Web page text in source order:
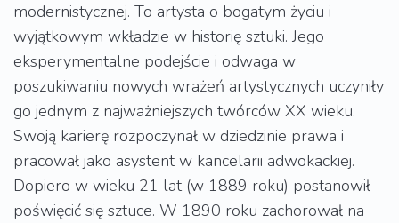
modernistycznej. To artysta o bogatym życiu i
wyjątkowym wkładzie w historię sztuki. Jego
eksperymentalne podejście i odwaga w
poszukiwaniu nowych wrażeń artystycznych uczyniły
go jednym z najważniejszych twórców XX wieku.
Swoją karierę rozpoczynał w dziedzinie prawa i
pracował jako asystent w kancelarii adwokackiej.
Dopiero w wieku 21 lat (w 1889 roku) postanowił
poświęcić się sztuce. W 1890 roku zachorował na